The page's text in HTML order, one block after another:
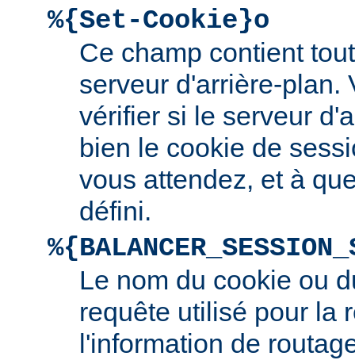
%{Set-Cookie}o
Ce champ contient
serveur d'arrière-plan.
vérifier si le serveur
bien le cookie de
vous attendez, et à
défini.
Le nom du cookie ou
requête utilisé pour la
l'information de